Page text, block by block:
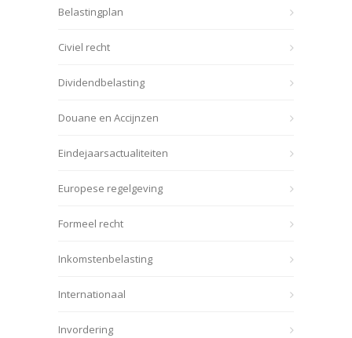
Belastingplan
Civiel recht
Dividendbelasting
Douane en Accijnzen
Eindejaarsactualiteiten
Europese regelgeving
Formeel recht
Inkomstenbelasting
Internationaal
Invordering